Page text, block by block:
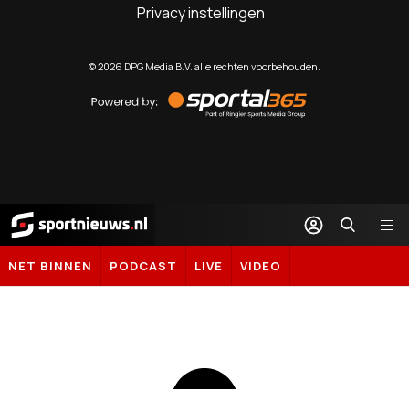
Privacy instellingen
©2026 DPG Media B.V. alle rechten voorbehouden.
by
Sportal365
Sportnieuws.nl
NET BINNEN PODCAST LIVE VIDEO